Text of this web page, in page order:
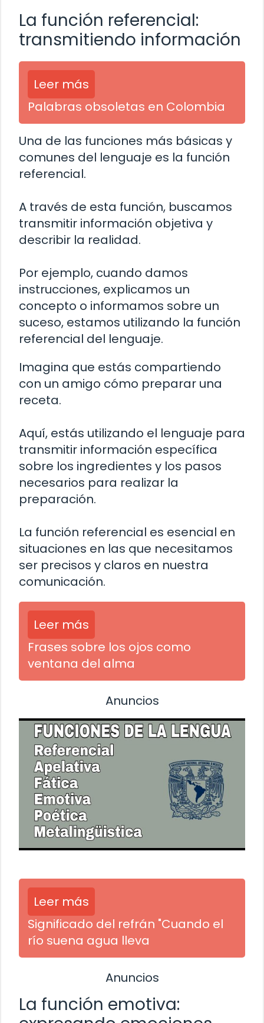
La función referencial:
transmitiendo información
Leer más
Palabras obsoletas en Colombia
Una de las funciones más básicas y
comunes del lenguaje es la función
referencial.
A través de esta función, buscamos
transmitir información objetiva y
describir la realidad.
Por ejemplo, cuando damos
instrucciones, explicamos un
concepto o informamos sobre un
suceso, estamos utilizando la función
referencial del lenguaje.
Imagina que estás compartiendo
con un amigo cómo preparar una
receta.
Aquí, estás utilizando el lenguaje para
transmitir información específica
sobre los ingredientes y los pasos
necesarios para realizar la
preparación.
La función referencial es esencial en
situaciones en las que necesitamos
ser precisos y claros en nuestra
comunicación.
Leer más
Frases sobre los ojos como
ventana del alma
Anuncios
Leer más
Significado del refrán "Cuando el
río suena agua lleva
Anuncios
La función emotiva: